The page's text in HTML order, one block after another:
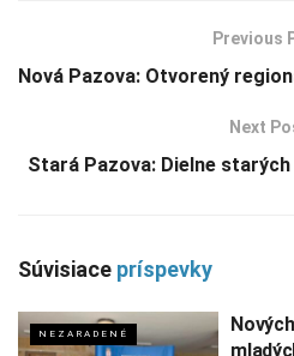
Previous
Nová Pazova: Otvorený
Next
Stará Pazova: Dielne
Súvisiace príspevky
NEZARADENÉ